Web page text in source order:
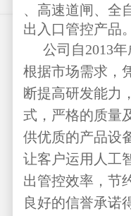
、高速道闸、全
出入口管控产品。
公司自2013
根据市场需求，
断提高研发能力
式，严格的质量
供优质的产品设
让客户运用人工
出管控效率，节
良好的信誉承诺